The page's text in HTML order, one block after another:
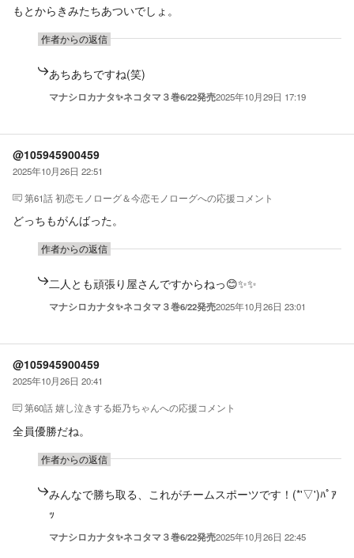
もとからきみたちあついでしょ。
作者からの返信
あちあちですね(笑)
マナシロカナタ✨ネコタマ３巻6/22発売2025年10月29日 17:19
@105945900459
2025年10月26日 22:51
第61話 初恋モノローグ＆今恋モノローグへの応援コメント
どっちもがんばった。
作者からの返信
二人とも頑張り屋さんですからねっ😊✨✨
マナシロカナタ✨ネコタマ３巻6/22発売2025年10月26日 23:01
@105945900459
2025年10月26日 20:41
第60話 嬉し泣きする姫乃ちゃんへの応援コメント
全員優勝だね。
作者からの返信
みんなで勝ち取る、これがチームスポーツです！(*'▽')ﾊﾟｱ
ｯ
マナシロカナタ✨ネコタマ３巻6/22発売2025年10月26日 22:45